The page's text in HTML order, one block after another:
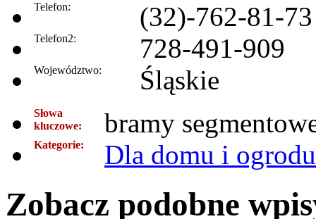
Telefon: (32)-762-81-73
Telefon2: 728-491-909
Województwo: Śląskie
Słowa
kluczowe:
bramy
Kategorie: Dla domu i ogrodu
Zobacz podobne